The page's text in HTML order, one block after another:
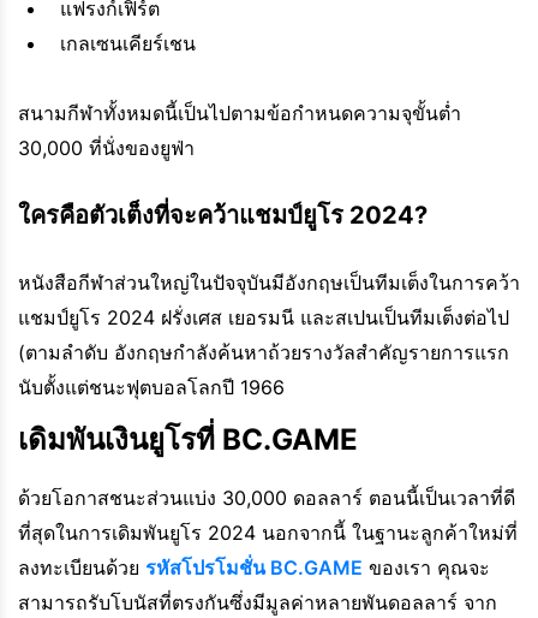
แฟรงก์เฟิร์ต
เกลเซนเคียร์เชน
สนามกีฬาทั้งหมดนี้เป็นไปตามข้อกำหนดความจุขั้นต่ำ
30,000 ที่นั่งของยูฟ่า
ใครคือตัวเต็งที่จะคว้าแชมป์ยูโร 2024?
หนังสือกีฬาส่วนใหญ่ในปัจจุบันมีอังกฤษเป็นทีมเต็งในการคว้า
แชมป์ยูโร 2024 ฝรั่งเศส เยอรมนี และสเปนเป็นทีมเต็งต่อไป
(ตามลำดับ อังกฤษกำลังค้นหาถ้วยรางวัลสำคัญรายการแรก
นับตั้งแต่ชนะฟุตบอลโลกปี 1966
เดิมพันเงินยูโรที่ BC.GAME
ด้วยโอกาสชนะส่วนแบ่ง 30,000 ดอลลาร์ ตอนนี้เป็นเวลาที่ดี
ที่สุดในการเดิมพันยูโร 2024 นอกจากนี้ ในฐานะลูกค้าใหม่ที่
ลงทะเบียนด้วย รหัสโปรโมชั่น BC.GAME ของเรา คุณจะ
สามารถรับโบนัสที่ตรงกันซึ่งมีมูลค่าหลายพันดอลลาร์ จาก